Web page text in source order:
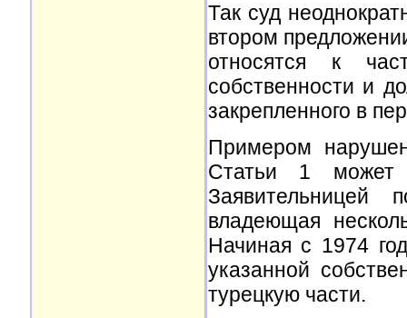
Так суд
втором
относятся к
собственности и
закрепленного в
Примером
Статьи 1 может
владеющая
Начиная с 1974
указанной
турецкую части.